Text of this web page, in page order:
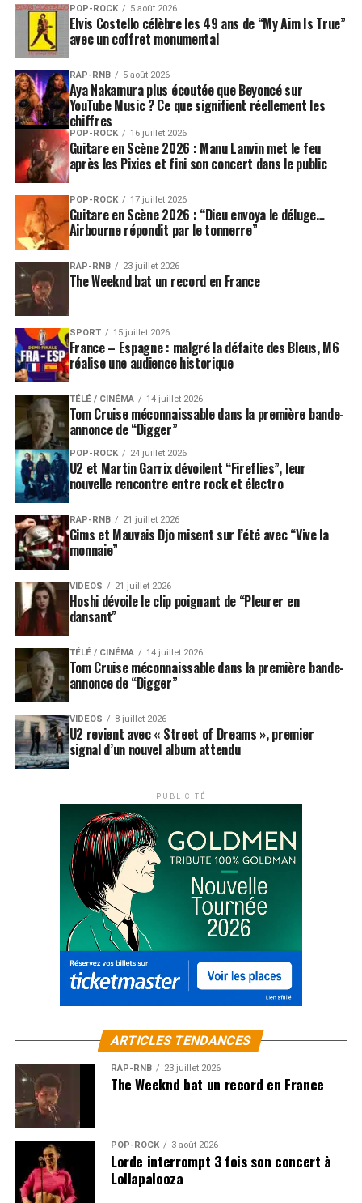
POP-ROCK 5 août 2026
Elvis Costello célèbre les 49 ans de “My Aim Is True”
avec un coffret monumental
RAP-RNB 5 août 2026
Aya Nakamura plus écoutée que Beyoncé sur
YouTube Music ? Ce que signifient réellement les
chiffres
POP-ROCK 16 juillet 2026
Guitare en Scène 2026 : Manu Lanvin met le feu
après les Pixies et fini son concert dans le public
POP-ROCK 17 juillet 2026
Guitare en Scène 2026 : “Dieu envoya le déluge…
Airbourne répondit par le tonnerre”
RAP-RNB 23 juillet 2026
The Weeknd bat un record en France
SPORT 15 juillet 2026
France – Espagne : malgré la défaite des Bleus, M6
réalise une audience historique
TÉLÉ / CINÉMA 14 juillet 2026
Tom Cruise méconnaissable dans la première bande-
annonce de “Digger”
POP-ROCK 24 juillet 2026
U2 et Martin Garrix dévoilent “Fireflies”, leur
nouvelle rencontre entre rock et électro
RAP-RNB 21 juillet 2026
Gims et Mauvais Djo misent sur l’été avec “Vive la
monnaie”
VIDEOS 21 juillet 2026
Hoshi dévoile le clip poignant de “Pleurer en
dansant”
TÉLÉ / CINÉMA 14 juillet 2026
Tom Cruise méconnaissable dans la première bande-
annonce de “Digger”
VIDEOS 8 juillet 2026
U2 revient avec « Street of Dreams », premier
signal d’un nouvel album attendu
PUBLICITÉ
ARTICLES TENDANCES
RAP-RNB 23 juillet 2026
The Weeknd bat un record en France
POP-ROCK 3 août 2026
Lorde interrompt 3 fois son concert à
Lollapalooza